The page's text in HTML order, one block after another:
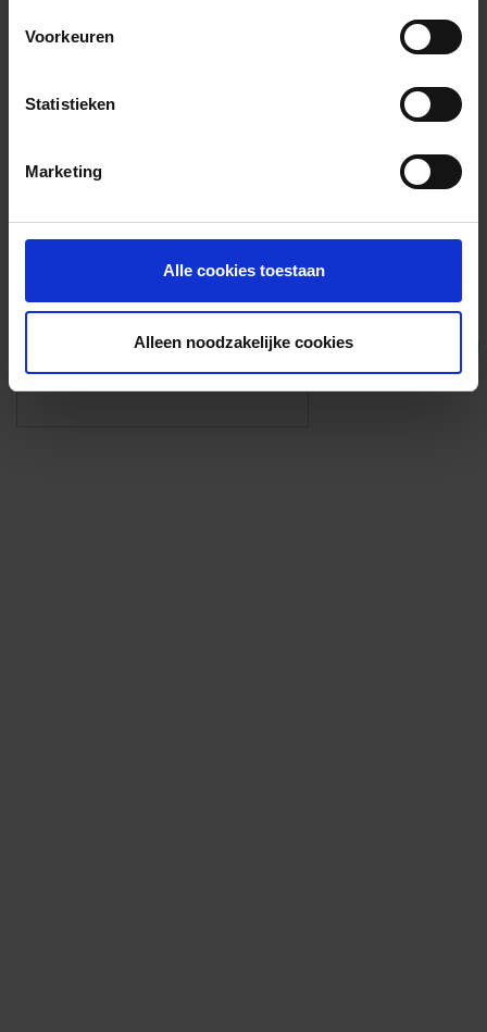
Voorkeuren
Statistieken
Marketing
Alle cookies toestaan
Alleen noodzakelijke cookies
Foto’s ({{photos.length}})
Eigen foto’s